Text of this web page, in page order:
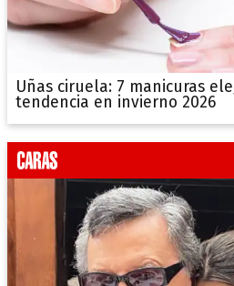
Uñas ciruela: 7 manicuras
tendencia en invierno 2026